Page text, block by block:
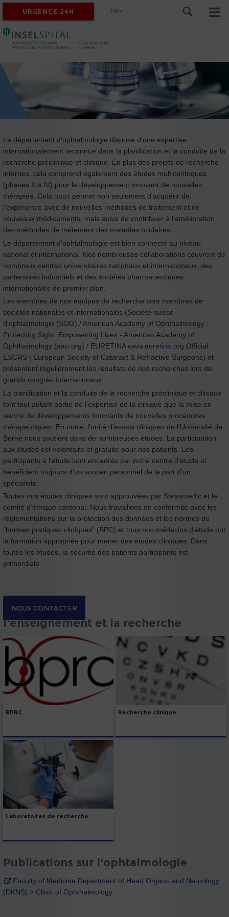
URGENCE 24H FR
Le département d'ophtalmologie dispose d'une expertise
internationalement reconnue dans la planification et la conduite de la
recherche préclinique et clinique. En plus des projets de recherche
internes, cela comprend également des études multicentriques
(phases II à IV) pour le développement innovant de nouvelles
thérapies. Cela nous permet non seulement d'acquérir de
l'expérience avec de nouvelles méthodes de traitement et de
nouveaux médicaments, mais aussi de contribuer à l'amélioration
des méthodes de traitement des maladies oculaires.
Le département d'ophtalmologie est bien connecté au niveau
national et international. Nos nombreuses collaborations couvrent de
nombreux centres universitaires nationaux et internationaux, des
partenaires industriels et des sociétés pharmaceutiques
internationales de premier plan.
Les membres de nos équipes de recherche sont membres de
sociétés nationales et internationales (Société suisse
d'ophtalmologie (SOG) / American Academy of Ophthalmology :
Protecting Sight. Empowering Lives - American Academy of
Ophthalmology (aao.org) / EURETINAwww.euretina.org Official
ESCRS | European Society of Cataract & Refractive Surgeons) et
présentent régulièrement les résultats de nos recherches lors de
grands congrès internationaux.
La planification et la conduite de la recherche préclinique et clinique
font tout autant partie de l'expertise de la clinique que la mise en
œuvre de développements innovants de nouvelles procédures
thérapeutiques. En outre, l'unité d'essais cliniques de l'Université de
Berne nous soutient dans de nombreuses études. La participation
aux études est volontaire et gratuite pour nos patients. Les
participants à l'étude sont encadrés par notre centre d'étude et
bénéficient toujours d'un soutien personnel de la part d'un
spécialiste.
Toutes nos études cliniques sont approuvées par Swissmedic et le
comité d'éthique cantonal. Nous travaillons en conformité avec les
réglementations sur la protection des données et les normes de
"bonnes pratiques cliniques" (BPC) et tous nos médecins d'étude ont
la formation appropriée pour mener des études cliniques. Dans
toutes les études, la sécurité des patients participants est
primordiale.
NOUS CONTACTER
l'enseignement et la recherche
BPRC Recherche clinique
Laboratoires de recherche
Publications sur l'ophtalmologie
Faculty of Medicine Department of Head Organs and Neurology
(DKNS) > Clinic of Ophthalmology